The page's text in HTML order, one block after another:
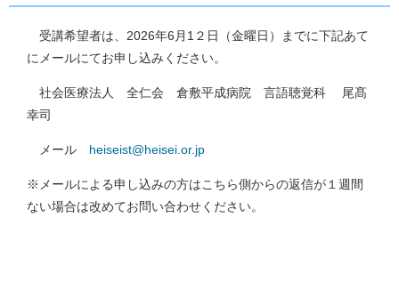
受講希望者は、2026年6月1２日（金曜日）までに下記あて
にメールにてお申し込みください。
社会医療法人 全仁会 倉敷平成病院 言語聴覚科 尾髙
幸司
メール heiseist@heisei.or.jp
※メールによる申し込みの方はこちら側からの返信が１週間
ない場合は改めてお問い合わせください。